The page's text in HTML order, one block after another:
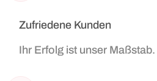
Zufriedene Kunden
Ihr Erfolg ist unser Maßstab.